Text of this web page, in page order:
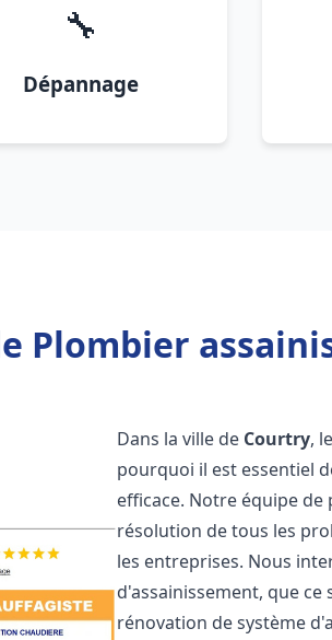
🔧
Dépannage
Plombier
Dans la ville de Courtry,
pourquoi il est essentiel
efficace. Notre équipe
résolution de tous les
les entreprises. Nous
d'assainissement, que
rénovation de système